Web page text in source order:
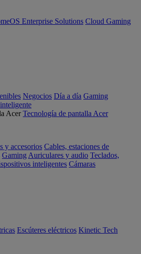
Enterprise Solutions Cloud Gaming
Negocios Día a día Gaming
Tecnología de pantalla Acer
y accesorios Cables, estaciones de
Gaming Auriculares y audio Teclados,
inteligentes Cámaras
Escúteres eléctricos Kinetic Tech